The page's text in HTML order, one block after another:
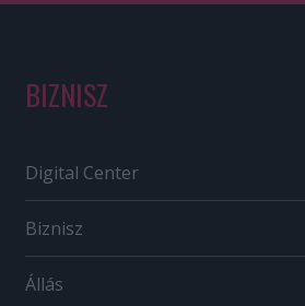
BIZNISZ
Digital Center
Biznisz
Állás